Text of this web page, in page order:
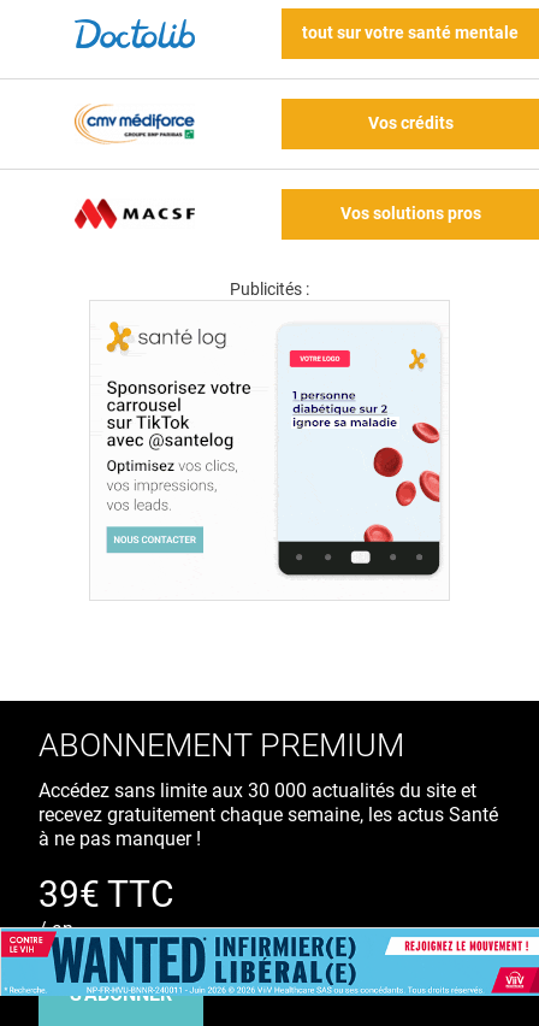
tout sur votre santé mentale
Vos crédits
Vos solutions pros
Publicités :
ABONNEMENT PREMIUM
Accédez sans limite aux 30 000 actualités du site et
recevez gratuitement chaque semaine, les actus Santé
à ne pas manquer !
39€ TTC
/ an
S'ABONNER